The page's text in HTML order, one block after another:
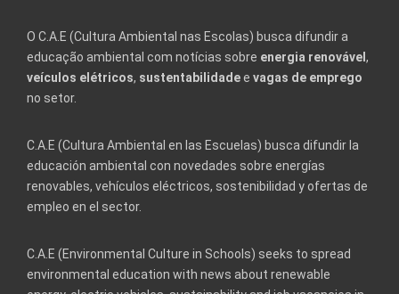
O C.A.E (Cultura Ambiental nas Escolas) busca difundir a
educação ambiental com notícias sobre energia renovável ,
veículos elétricos, sustentabilidadee vagas de emprego
no setor.
C.A.E (Cultura Ambiental en las Escuelas) busca difundir la
educación ambiental con novedades sobre energías
renovables, vehículos eléctricos, sostenibilidad y ofertas de
empleo en el sector.
C.A.E (Environmental Culture in Schools) seeks to spread
environmental education with news about renewable